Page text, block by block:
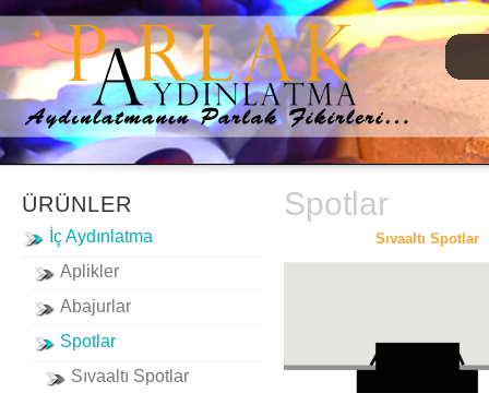
ÜRÜNLER
İç Aydınlatma
Aplikler
Abajurlar
Spotlar
Sıvaaltı Spotlar
Spotlar
Sıvaaltı Spotlar